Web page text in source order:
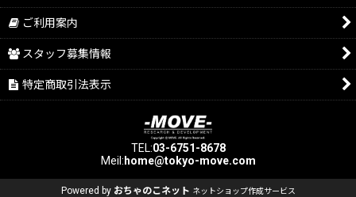
ご利用案内
スタッフ募集情報
特定商取引法表示
TEL:03-6751-8678
Meil: home@tokyo-move.com
Powered by おちゃのこネット ネットショップ作成サービス